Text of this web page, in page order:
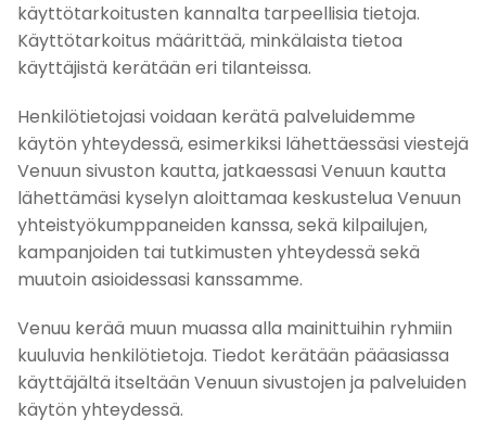
käyttötarkoitusten kannalta tarpeellisia tietoja.
Käyttötarkoitus määrittää, minkälaista tietoa
käyttäjistä kerätään eri tilanteissa.
Henkilötietojasi voidaan kerätä palveluidemme
käytön yhteydessä, esimerkiksi lähettäessäsi viestejä
Venuun sivuston kautta, jatkaessasi Venuun kautta
lähettämäsi kyselyn aloittamaa keskustelua Venuun
yhteistyökumppaneiden kanssa, sekä kilpailujen,
kampanjoiden tai tutkimusten yhteydessä sekä
muutoin asioidessasi kanssamme.
Venuu kerää muun muassa alla mainittuihin ryhmiin
kuuluvia henkilötietoja. Tiedot kerätään pääasiassa
käyttäjältä itseltään Venuun sivustojen ja palveluiden
käytön yhteydessä.